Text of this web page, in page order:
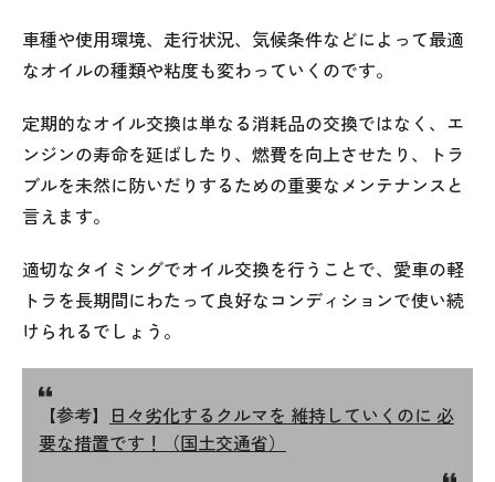
車種や使用環境、走行状況、気候条件などによって最適
なオイルの種類や粘度も変わっていくのです。
定期的なオイル交換は単なる消耗品の交換ではなく、エ
ンジンの寿命を延ばしたり、燃費を向上させたり、トラ
ブルを未然に防いだりするための重要なメンテナンスと
言えます。
適切なタイミングでオイル交換を行うことで、愛車の軽
トラを長期間にわたって良好なコンディションで使い続
けられるでしょう。
【参考】 日々劣化するクルマを 維持していくのに 必
要な措置です！（国土交通省）